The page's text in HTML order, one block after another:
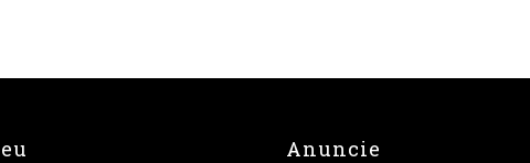
Anuncie